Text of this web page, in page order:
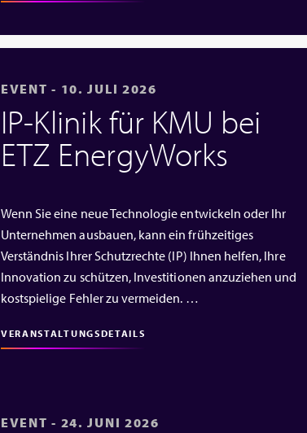
EVENT - 10. JULI 2026
IP‑Klinik für KMU bei
ETZ EnergyWorks
Wenn Sie eine neue Technologie entwickeln oder Ihr
Unternehmen ausbauen, kann ein frühzeitiges
Verständnis Ihrer Schutzrechte (IP) Ihnen helfen, Ihre
Innovation zu schützen, Investitionen anzuziehen und
kostspielige Fehler zu vermeiden. …
VERANSTALTUNGSDETAILS
EVENT - 24. JUNI 2026